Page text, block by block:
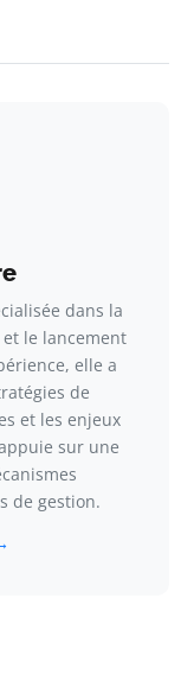
dans la
le lancement
elle a
de
et les enjeux
sur une
de gestion.